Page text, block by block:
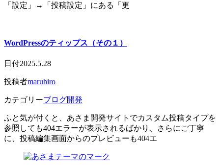
「設定」→「投稿設定」にある「更
WordPressのティップス（その１）
日付2025.5.28
投稿者maruhiro
カテゴリーブログ開発
ふと気が付くと、あさま開発サイトでカスタム投稿タイプを
参照しても404エラーが表示されるばかり、さらにご丁寧
に、投稿編集画面からのプレビューも404エ